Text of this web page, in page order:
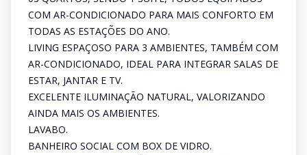
COM AR-CONDICIONADO PARA MAIS CONFORTO EM
TODAS AS ESTAÇÕES DO ANO.
LIVING ESPAÇOSO PARA 3 AMBIENTES, TAMBÉM COM
AR-CONDICIONADO, IDEAL PARA INTEGRAR SALAS DE
ESTAR, JANTAR E TV.
EXCELENTE ILUMINAÇÃO NATURAL, VALORIZANDO
AINDA MAIS OS AMBIENTES.
LAVABO.
BANHEIRO SOCIAL COM BOX DE VIDRO.